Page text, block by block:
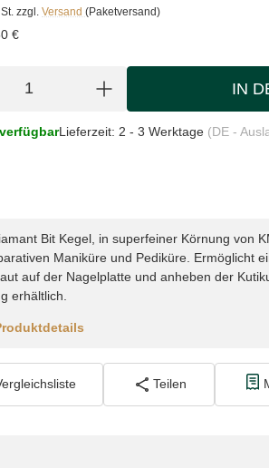
zzgl. Versand (Paketversand)
€
IN
Lieferzeit: 2 - 3 Werktage (DE -
Bit Kegel, in superfeiner Körnung von
Maniküre und Pediküre. Ermöglicht
auf der Nagelplatte und anheben der
erhältlich.
Teilen